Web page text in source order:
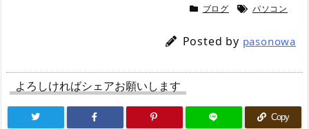
ブログ パソコン
Posted by pasonowa
よろしければシェアお願いします
Copy